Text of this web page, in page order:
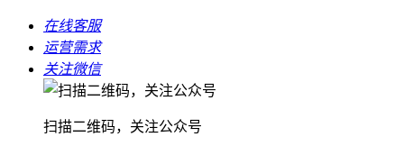
在线客服
运营需求
关注微信
扫描二维码，关注公众号